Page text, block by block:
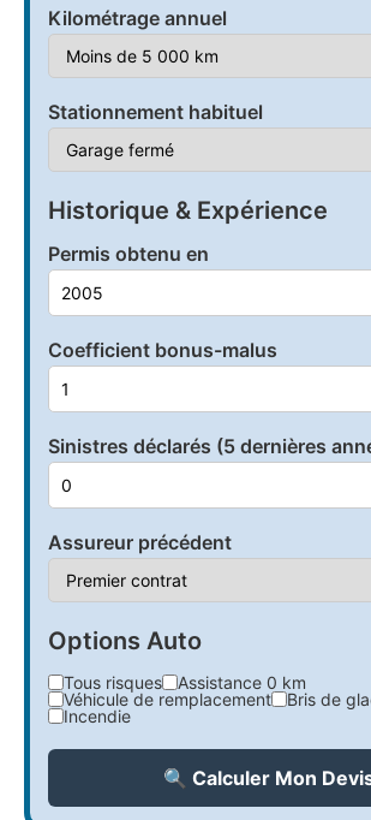
Kilométrage annuel
Stationnement habituel
Historique & Expérience
Permis obtenu en
Coefficient bonus-malus
Sinistres déclarés (5 dernières
Assureur précédent
Options Auto
Tous risques
Assistance 0 km
Véhicule de remplacement
Bris de
Incendie
🔍 Calculer Mon